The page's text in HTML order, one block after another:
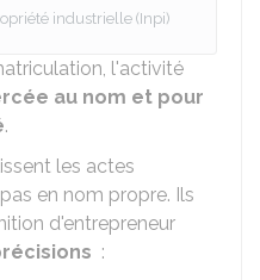
industrielle (Inpi)
l'activité
au nom et pour
.
les actes
en nom propre. Ils
d'entrepreneur
: